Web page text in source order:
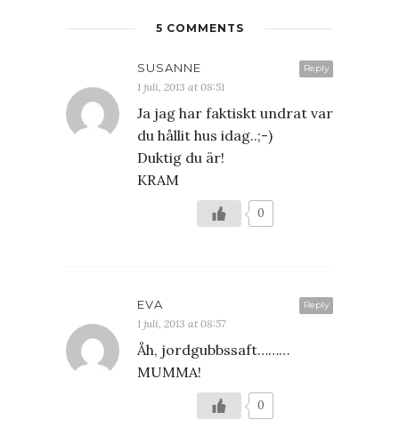
5 COMMENTS
Reply
SUSANNE
1 juli, 2013 at 08:51
Ja jag har faktiskt undrat var
du hållit hus idag..;-)
Duktig du är!
KRAM
0
Reply
EVA
1 juli, 2013 at 08:57
Åh, jordgubbssaft………
MUMMA!
0